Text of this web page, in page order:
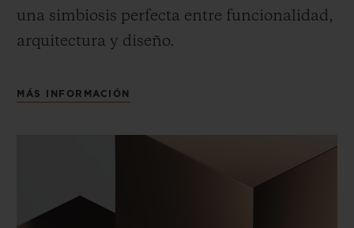
una simbiosis perfecta entre funcionalidad,
arquitectura y diseño.
MÁS INFORMACIÓN